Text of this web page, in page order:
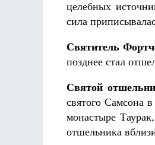
целебных
сила
Святитель
позднее стал
Святой
святого Самсона
монастыре
отшельника